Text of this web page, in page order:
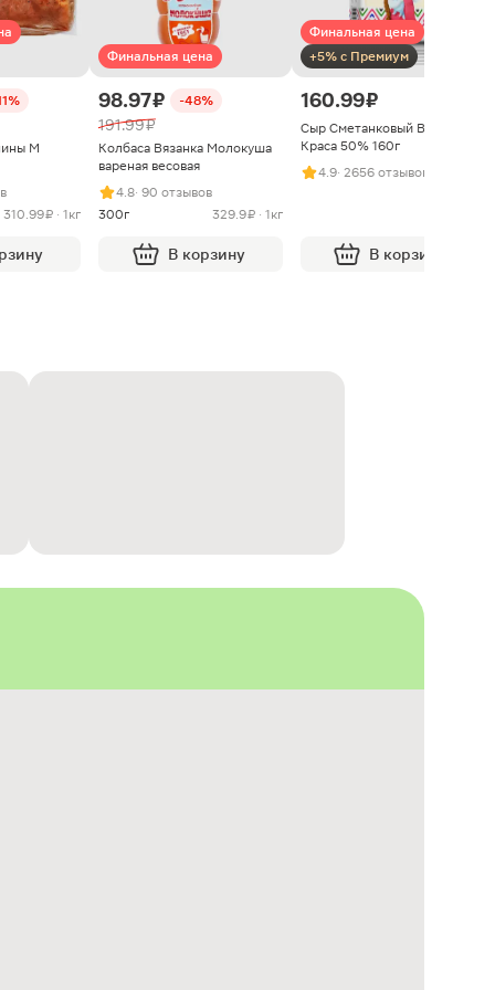
М
310.99 ₽ · 1кг
Финальная цена
98.97 ₽ -48%
191.99 ₽
Колбаса Вязанка Молокуша
вареная весовая
4.8· 90 отзывов
300г
329.9 ₽ · 1кг
В корзину
Финальная цена
+5% с Премиум
160.99 ₽
Сыр Сметанковый Варвара
Краса 50% 160г
4.9· 2656 отзывов
В корзину